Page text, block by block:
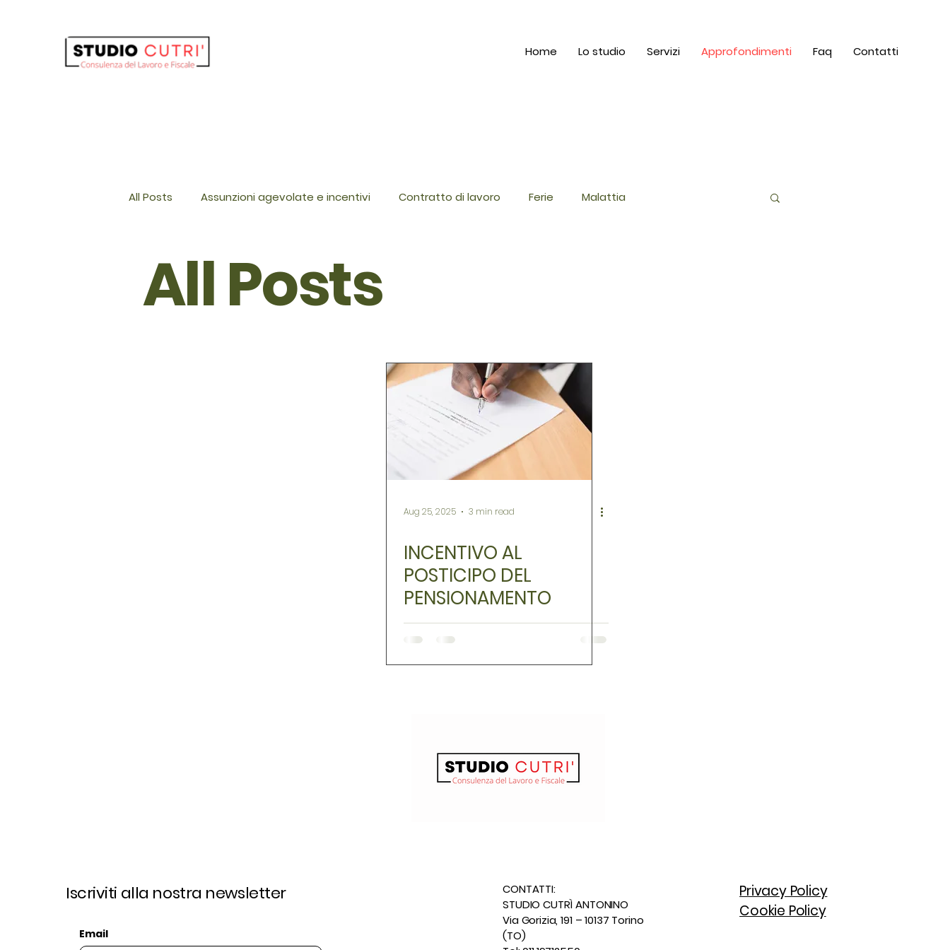
Home Lo studio Servizi Approfondimenti Faq Contatti
All Posts Assunzioni agevolate e incentivi Contratto di lavoro Ferie Malattia
All Posts
Aug 25, 2025 3 min read
INCENTIVO AL
POSTICIPO DEL
PENSIONAMENTO
Iscriviti alla nostra newsletter
Email
CONTATTI:
STUDIO CUTRÌ ANTONINO
Via Gorizia, 191 – 10137 Torino
(TO)
Privacy Policy
Cookie Policy